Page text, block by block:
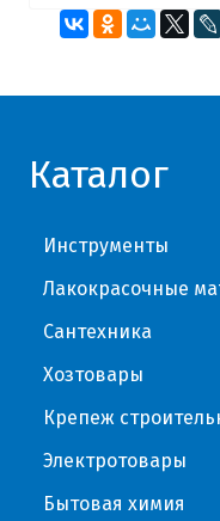
Каталог
Инструменты
Лакокрасочные
Сантехника
Хозтовары
Крепеж
Электротовары
Бытовая химия